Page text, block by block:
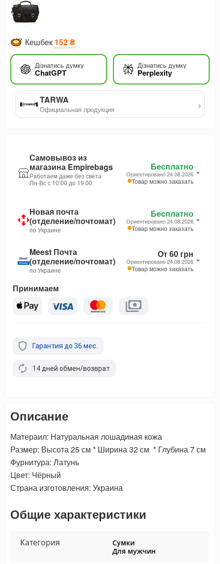
Кешбек 152 ₴
Дізнатись думку
ChatGPT
Дізнатись думку
Perplexity
TARWA
Официальная продукция ›
Самовывоз из
магазина Empirebags
Работаем даже без света
Пн-Вс с 10:00 до 19:00
Бесплатно
Ориентировано 24.08.2026
Товар можно заказать
Новая почта
(отделение/почтомат)
по Украине
Бесплатно
Ориентировано 24.08.2026
Товар можно заказать
Meest Почта
(отделение/почтомат)
по Украине
От 60 грн
Ориентировано 24.08.2026
Товар можно заказать
Принимаем
Гарантия до 36 мес.
14 дней обмен/возврат
Описание
Матераил: Натуральная лошадиная кожа
Размер: Высота 25 см * Ширина 32 см * Глубина 7 см
Фурнитура: Латунь
Цвет: Чёрный
Страна изготовления: Украина
Общие характеристики
Категория
Сумки
Для мужчин